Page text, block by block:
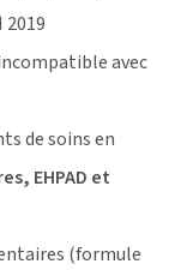
avec
de soins en
EHPAD et
(formule